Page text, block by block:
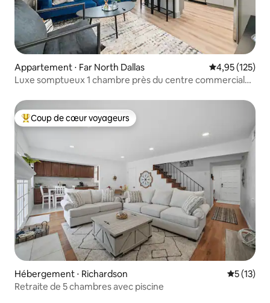
Appartement ⋅ Far North Dallas Évaluation
4,95 (125)
Luxe somptueux 1 chambre près du centre commercial
Coups de cœur voyageurs les plus appréciés
Coup de cœur voyageurs
Hébergement ⋅ Richardson
5 (13)
Retraite de 5 chambres avec piscine